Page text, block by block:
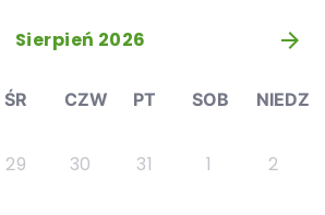
Sierpień 2026 »
ŚR CZW PT SOB NIEDZ
29 30 31 1 2